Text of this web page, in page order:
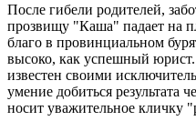
После гибели родителей,
прозвищу "Каша" падает на
благо в провинциальном
высоко, как успешный
известен своими
умение добиться результата
носит уважительное кличку